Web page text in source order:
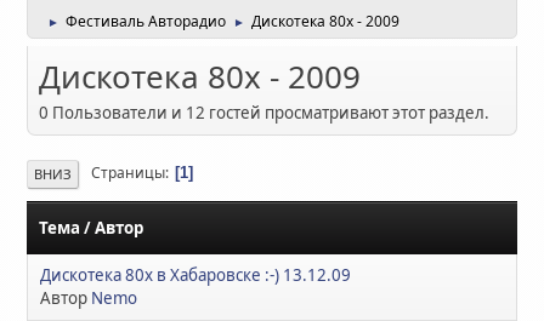
► Фестиваль Авторадио ► Дискотека 80х - 2009
Дискотека 80х - 2009
0 Пользователи и 12 гостей просматривают этот раздел.
ВНИЗ Страницы 1
Тема /Автор
Дискотека 80х в Хабаровске :-) 13.12.09
Автор Nemo